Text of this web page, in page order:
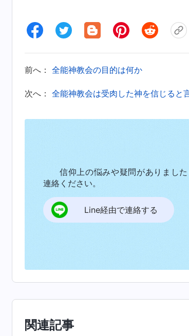
の基礎になるだろう。
縛から逃れることができず、神の救い
め、人の生活を導く働きを行なった
につけられ、人を罪から贖い出す働
代の贖いの働きを基礎に神の家から
表し、清めと救いを追求するための
のちとして受け入れ、神に従い、神
恵みを受けるに相応しくなる。神が
に必要で、それぞれは前の段階より
三つの名前、ヤーウェ、イエス、
イエスであった。神の国の時代は新し
前へ： 全能神教会の目的は何か
次へ： 全能神教会は受肉した神を信じると
信仰上の悩みや疑問がありまし
連絡ください。
Line経由で連絡する
関連記事